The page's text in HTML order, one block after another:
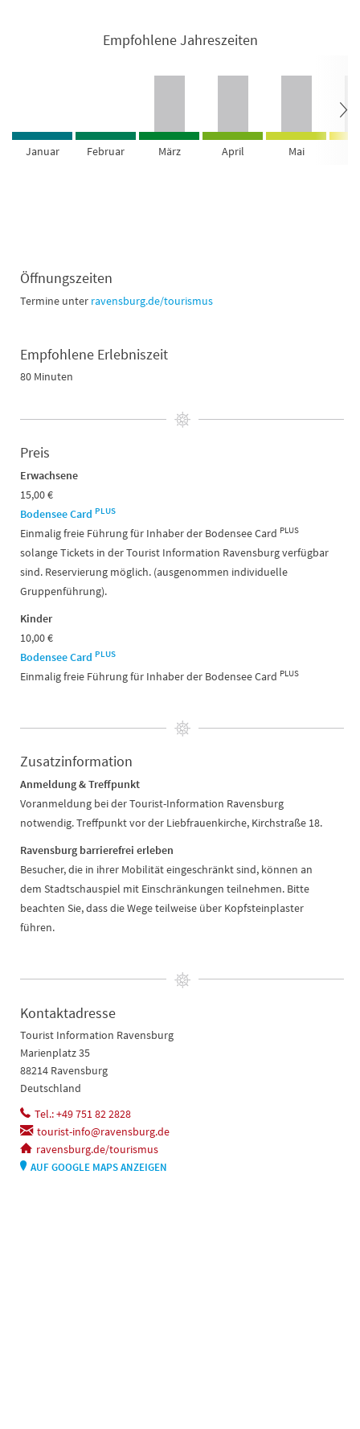
Empfohlene Jahreszeiten
Januar Februar März April Mai
Öffnungszeiten
Termine unter ravensburg.de/tourismus
Empfohlene Erlebniszeit
80 Minuten
Preis
Erwachsene
15,00 €
Bodensee Card PLUS
Einmalig freie Führung für Inhaber der Bodensee Card PLUS
solange Tickets in der Tourist Information Ravensburg verfügbar
sind. Reservierung möglich. (ausgenommen individuelle
Gruppenführung).
Kinder
10,00 €
Bodensee Card PLUS
Einmalig freie Führung für Inhaber der Bodensee Card PLUS
Zusatzinformation
Anmeldung & Treffpunkt
Voranmeldung bei der Tourist-Information Ravensburg
notwendig. Treffpunkt vor der Liebfrauenkirche, Kirchstraße 18.
Ravensburg barrierefrei erleben
Besucher, die in ihrer Mobilität eingeschränkt sind, können an
dem Stadtschauspiel mit Einschränkungen teilnehmen. Bitte
beachten Sie, dass die Wege teilweise über Kopfsteinplaster
führen.
Kontaktadresse
Tourist Information Ravensburg
Marienplatz 35
88214 Ravensburg
Deutschland
Tel.: +49 751 82 2828
tourist-info@ravensburg.de
ravensburg.de/tourismus
AUF GOOGLE MAPS ANZEIGEN